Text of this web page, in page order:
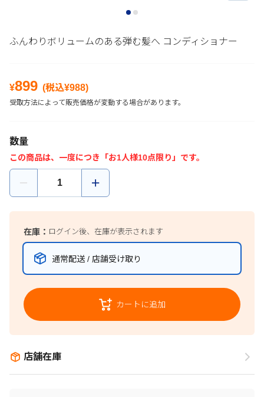
ふんわりボリュームのある弾む髪へ コンディショナー
¥899 (税込¥988)
受取方法によって販売価格が変動する場合があります。
数量
この商品は、一度につき「お1人様10点限り」です。
在庫： ログイン後、在庫が表示されます
通常配送 / 店舗受け取り
カートに追加
店舗在庫